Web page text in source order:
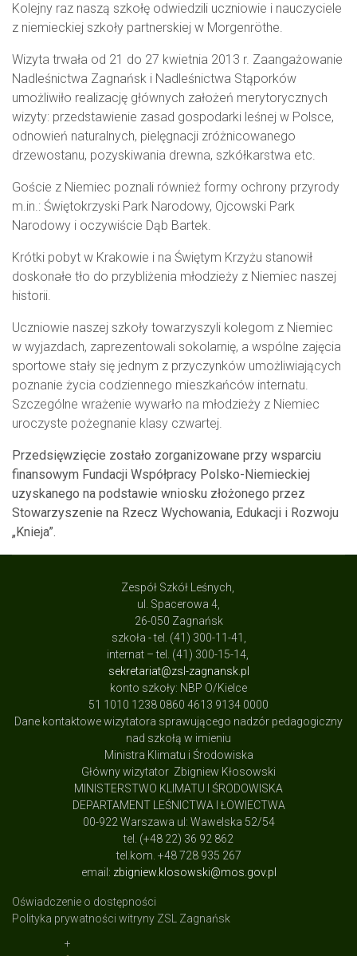
Kolejny raz naszą szkołę odwiedzili uczniowie i nauczyciele
z niemieckiej szkoły partnerskiej w Morgenröthe.
Wizyta trwała od 21 do 27 kwietnia 2013 r. Zaangażowanie
Nadleśnictwa Zagnańsk i Nadleśnictwa Stąporków
umożliwiło realizację głównych założeń merytorycznych
wizyty: przedstawienie zasad gospodarki leśnej w Polsce,
odnowień naturalnych, pielęgnacji zróżnicowanego
drzewostanu, pozyskiwania drewna, szkółkarstwa etc.
Goście z Niemiec poznali również formy ochrony przyrody
m.in.: Świętokrzyski Park Narodowy, Ojcowski Park
Narodowy i oczywiście Dąb Bartek.
Krótki pobyt w Krakowie i na Świętym Krzyżu stanowił
doskonałe tło do przybliżenia młodzieży z Niemiec naszej
historii.
Uczniowie naszej szkoły towarzyszyli kolegom z Niemiec
w wyjazdach, zaprezentowali sokolarnię, a wspólne zajęcia
sportowe stały się jednym z przyczynków umożliwiających
poznanie życia codziennego mieszkańców internatu.
Szczególne wrażenie wywarło na młodzieży z Niemiec
uroczyste pożegnanie klasy czwartej.
Przedsięwzięcie zostało zorganizowane przy wsparciu
finansowym Fundacji Współpracy Polsko-Niemieckiej
uzyskanego na podstawie wniosku złożonego przez
Stowarzyszenie na Rzecz Wychowania, Edukacji i Rozwoju
„Knieja”.
Zespół Szkół Leśnych,
ul. Spacerowa 4,
26-050 Zagnańsk
szkoła - tel. (41) 300-11-41,
internat – tel. (41) 300-15-14,
sekretariat@zsl-zagnansk.pl
konto szkoły: NBP O/Kielce
51 1010 1238 0860 4613 9134 0000
Dane kontaktowe wizytatora sprawującego nadzór pedagogiczny
nad szkołą w imieniu
Ministra Klimatu i Środowiska
Główny wizytator Zbigniew Kłosowski
MINISTERSTWO KLIMATU I ŚRODOWISKA
DEPARTAMENT LEŚNICTWA I ŁOWIECTWA
00-922 Warszawa ul: Wawelska 52/54
tel. (+48 22) 36 92 862
tel.kom. +48 728 935 267
email: zbigniew.klosowski@mos.gov.pl
Oświadczenie o dostępności
Polityka prywatności witryny ZSL Zagnańsk
+